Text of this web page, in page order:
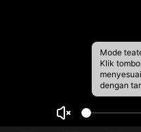
Mode
Klik
dengan